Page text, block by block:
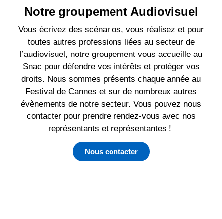
Notre groupement Audiovisuel
Vous écrivez des scénarios, vous réalisez et pour
toutes autres professions liées au secteur de
l’audiovisuel, notre groupement vous accueille au
Snac pour défendre vos intérêts et protéger vos
droits. Nous sommes présents chaque année au
Festival de Cannes et sur de nombreux autres
évènements de notre secteur. Vous pouvez nous
contacter pour prendre rendez-vous avec nos
représentants et représentantes !
Nous contacter